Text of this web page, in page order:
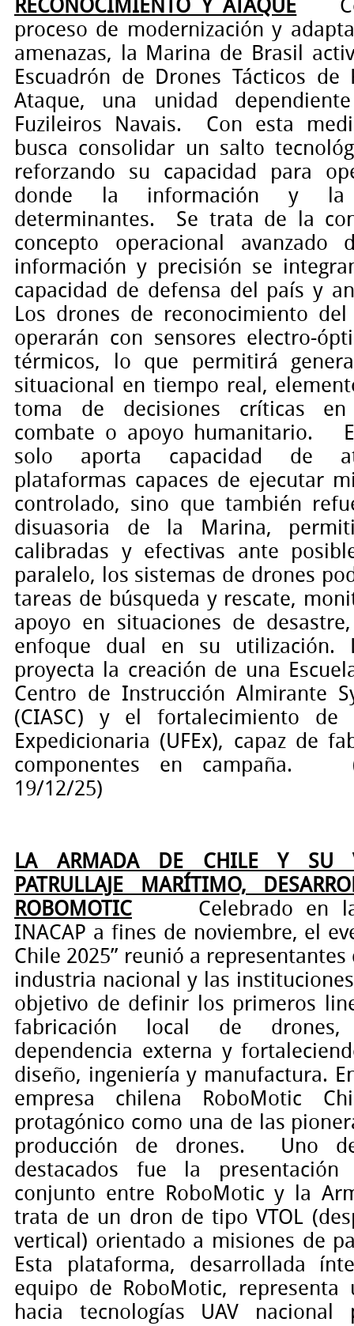
RECONOCIMIENTO Y ATAQUE
proceso de modernización y
amenazas, la Marina de Brasil
Escuadrón de Drones Tácticos de
Ataque, una unidad
Fuzileiros Navais. Con esta
busca consolidar un salto
reforzando su capacidad para
donde la información y la
determinantes.
Se trata de la
concepto operacional avanzado
información y precisión se
capacidad de defensa del país y
Los drones de reconocimiento del
operarán con sensores electro-
térmicos, lo que permitirá
situacional en tiempo real,
toma de decisiones críticas en
combate o apoyo humanitario.
solo aporta capacidad de
plataformas capaces de ejecutar
controlado, sino que también
disuasoria de la Marina,
calibradas y efectivas ante
paralelo, los sistemas de drones
tareas de búsqueda y rescate,
apoyo en situaciones de
enfoque dual en su utilización.
proyecta la creación de una
Centro de Instrucción Almirante
(CIASC) y el fortalecimiento de
Expedicionaria (UFEx), capaz de
componentes en campaña.
19/12/25)
LA ARMADA DE CHILE Y SU
PATRULLAJE MARÍTIMO,
ROBOMOTIC
Celebrado en
INACAP a fines de noviembre, el
Chile 2025” reunió a
industria nacional y las
objetivo de definir los primeros
fabricación local de
dependencia externa y
diseño, ingeniería y manufactura.
empresa chilena RoboMotic
protagónico como una de las
producción de drones.
Uno
destacados fue la
conjunto entre RoboMotic y la
trata de un dron de tipo VTOL
vertical) orientado a misiones de
Esta plataforma, desarrollada
equipo de RoboMotic, representa
hacia tecnologías UAV